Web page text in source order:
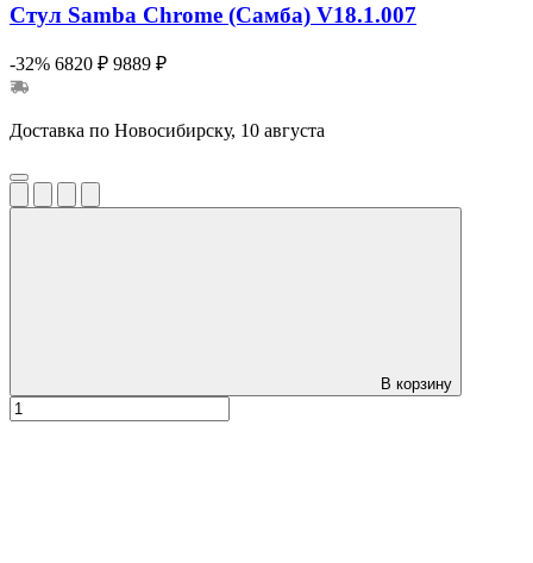
Стул Samba Chrome (Самба) V18.1.007
-32% 6820 ₽ 9889 ₽
Доставка по Новосибирску, 10 августа
В корзину